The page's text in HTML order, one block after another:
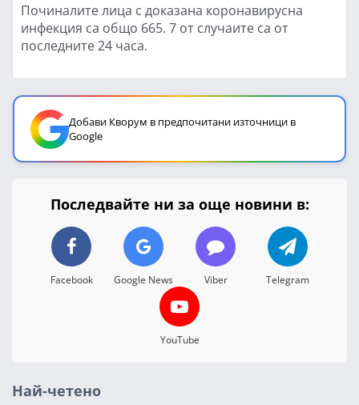
Починалите лица с доказана коронавирусна
инфекция са общо 665. 7 от случаите са от
последните 24 часа.
Добави Кворум в предпочитани източници в
Google
Последвайте ни за още новини в:
Facebook Google News Viber Telegram
YouTube
Най-четено